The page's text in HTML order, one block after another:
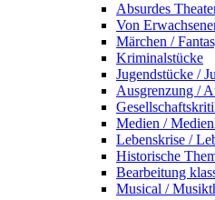
Absurdes
Von
Märchen /
Kriminalstücke
Jugendstücke /
Ausgrenzung /
Medien /
Lebenskrise /
Historische
Bearbeitung
Musical /